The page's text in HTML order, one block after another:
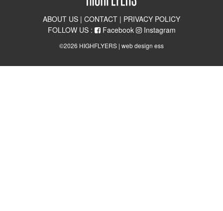
ABOUT US | CONTACT | PRIVACY POLICY
FOLLOW US :
Facebook Instagram
©2026 HIGHFLYERS | web design ess